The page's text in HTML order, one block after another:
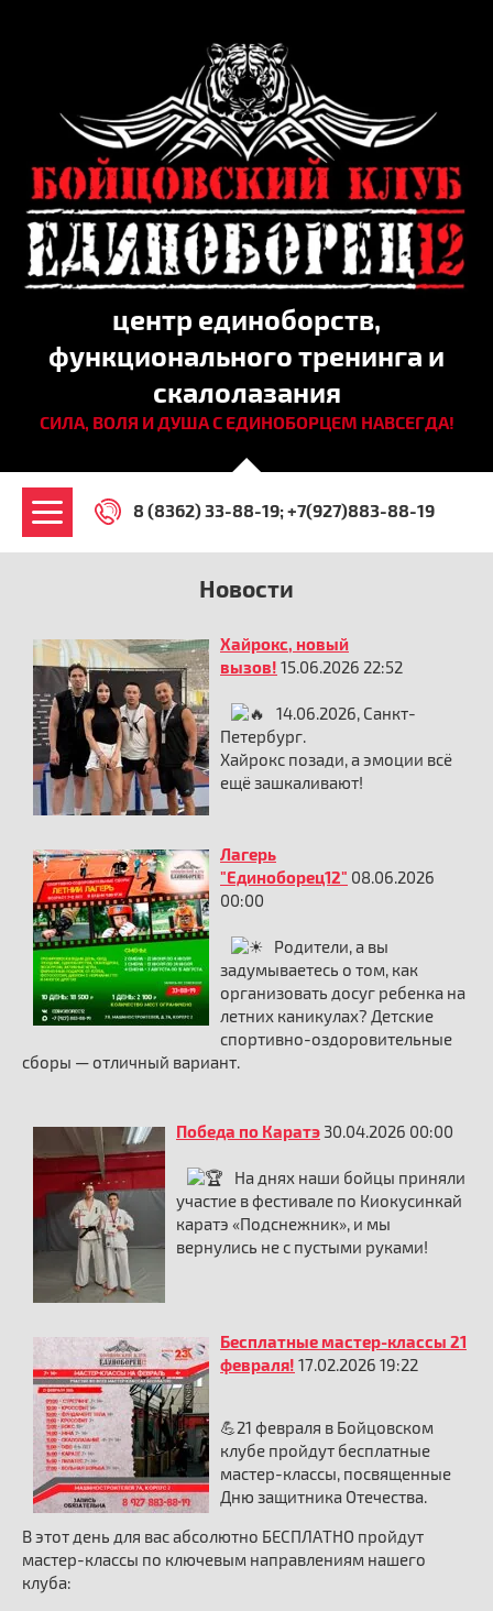
центр единоборств,
функционального тренинга и
скалолазания
СИЛА, ВОЛЯ И ДУША С ЕДИНОБОРЦЕМ НАВСЕГДА!
8 (8362) 33-88-19 +7(927)883-88-19
Новости
Хайрокс, новый
вызов! 15.06.2026 22:52
14.06.2026, Санкт-
Петербург.
Хайрокс позади, а эмоции всё
ещё зашкаливают!
Лагерь
"Единоборец12" 08.06.2026
00:00
Родители, а вы
задумываетесь о том, как
организовать досуг ребенка на
летних каникулах? Детские
спортивно-оздоровительные
сборы — отличный вариант.
Победа по Каратэ30.04.2026 00:00
На днях наши бойцы приняли
участие в фестивале по Киокусинкай
каратэ «Подснежник», и мы
вернулись не с пустыми руками!
Бесплатные мастер-классы 21
февраля! 17.02.2026 19:22
💪21 февраля в Бойцовском
клубе пройдут бесплатные
мастер-классы, посвященные
Дню защитника Отечества.
В этот день для вас абсолютно БЕСПЛАТНО пройдут
мастер-классы по ключевым направлениям нашего
клуба: